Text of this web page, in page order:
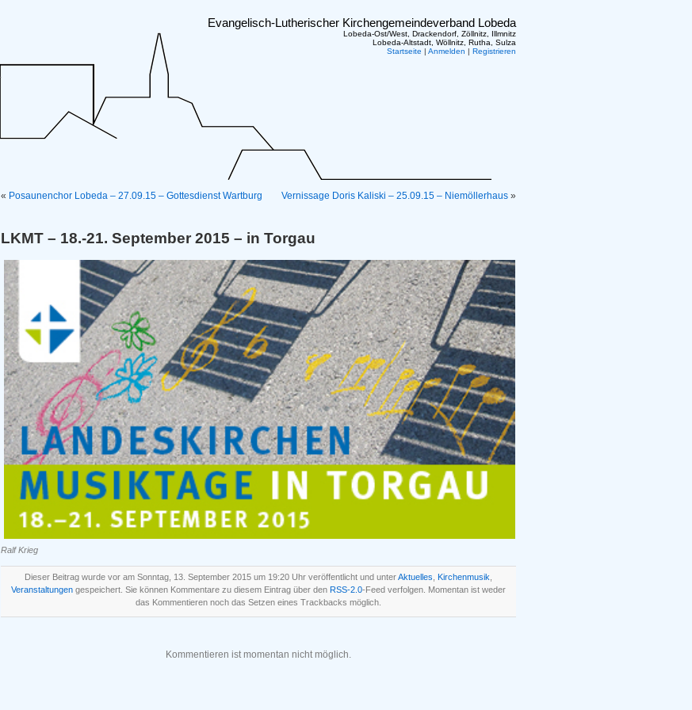
Evangelisch-Lutherischer Kirchengemeindeverband Lobeda
Lobeda-Ost/West, Drackendorf, Zöllnitz, Illmnitz
Lobeda-Altstadt, Wöllnitz, Rutha, Sulza
Startseite | Anmelden | Registrieren
« Posaunenchor Lobeda – 27.09.15 – Gottesdienst Wartburg Vernissage Doris Kaliski – 25.09.15 – Niemöllerhaus »
LKMT – 18.-21. September 2015 – in Torgau
Ralf Krieg
Dieser Beitrag wurde vor am Sonntag, 13. September 2015 um 19:20 Uhr veröffentlicht und unterAktuelles Kirchenmusik
Veranstaltungen gespeichert. Sie können Kommentare zu diesem Eintrag über den RSS-2.0-Feed verfolgen. Momentan ist weder
das Kommentieren noch das Setzen eines Trackbacks möglich.
Kommentieren ist momentan nicht möglich.